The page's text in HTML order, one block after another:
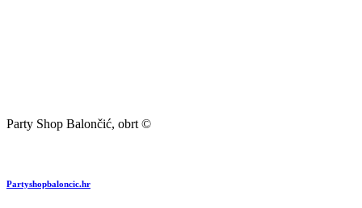
Party Shop Balončić, obrt ©
Partyshopbaloncic.hr